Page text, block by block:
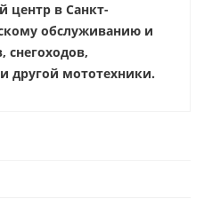
центр в Санкт-
обслуживанию и
снегоходов,
другой мототехники.